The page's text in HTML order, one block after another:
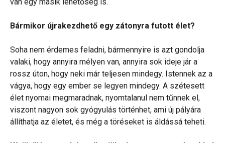
Bármikor újrakezdhető egy zátonyra futott élet?
Soha nem érdemes feladni, bármennyire is azt gondolja
valaki, hogy annyira mélyen van, annyira sok ideje jár a
rossz úton, hogy neki már teljesen mindegy. Istennek az a
vágya, hogy egy ember se legyen mindegy. A szétesett
élet nyomai megmaradnak, nyomtalanul nem tűnnek el,
viszont nagyon sok gyógyulás történhet, ami új pályára
állíthatja az életet, és még a töréseket is áldássá teheti.